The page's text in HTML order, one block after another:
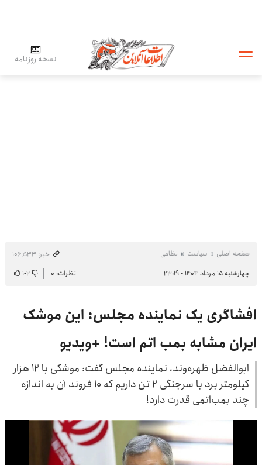
نسخه روزنامه
صفحه اصلی سیاست نظامی
خبر: ۱۰۶٬۵۳۳
چهارشنبه ۱۵ مرداد ۱۴۰۴ - ۲۳:۱۹
نظرات: ۰ ۲-۱
افشاگری یک نماینده مجلس: این موشک
ایران مشابه بمب اتم است! +ویدیو
ابوالفضل ظهره‌وند، نماینده مجلس گفت: موشکی با ۱۲ هزار
کیلومتر برد با سرجنگی ۲ تن داریم که ۱۰ فروند آن به اندازه
چند بمب‌اتمی قدرت دارد!